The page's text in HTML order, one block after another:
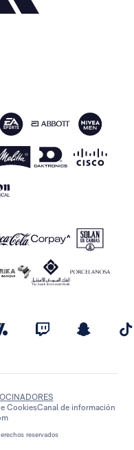
reservados
CookiesCanal de información